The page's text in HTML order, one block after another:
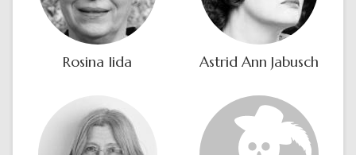
Rosina Iida Astrid Ann Jabusch